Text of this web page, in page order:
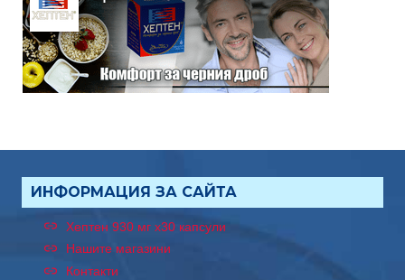
ИНФОРМАЦИЯ ЗА САЙТА
Хептен 930 мг x30 капсули
Нашите магазини
Контакти